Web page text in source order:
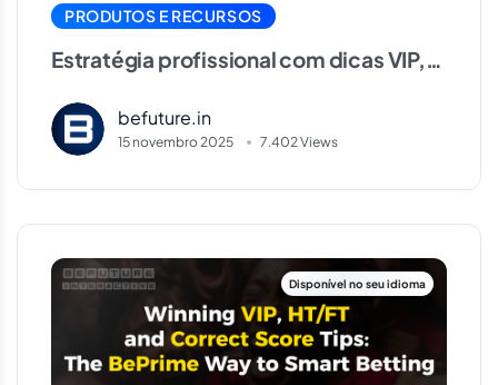
PRODUTOS E RECURSOS
Estratégia profissional com dicas VIP,
befuture.in
15 novembro 2025 7.402 Views